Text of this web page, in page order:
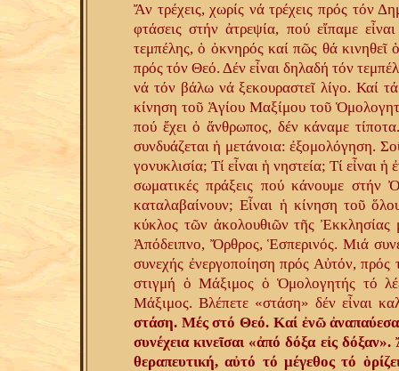
Ἄν τρέχεις, χωρίς νά τρέχεις πρός τόν
φτάσεις στήν ἀτρεψία, πού εἴπαμε
τεμπέλης, ὁ ὀκνηρός καί πῶς θά κινηθεῖ
πρός τόν Θεό. Δέν εἶναι δηλαδή τόν
νά τόν βάλω νά ξεκουραστεῖ λίγο. Καί
κίνηση τοῦ Ἁγίου Μαξίμου τοῦ
πού ἔχει ὁ ἄνθρωπος, δέν κάναμε
συνδυάζεται ἡ μετάνοια: ἐξομολόγηση.
γονυκλισία; Τί εἶναι ἡ νηστεία; Τί εἶναι ἡ
σωματικές πράξεις πού κάνουμε στήν
καταλαβαίνουν; Εἶναι ἡ κίνηση τοῦ
κύκλος τῶν ἀκολουθιῶν τῆς
Ἀπόδειπνο, Ὄρθρος, Ἑσπερινός. Μιά
συνεχής ἐνεργοποίηση πρός Αὐτόν,
στιγμή ὁ Μάξιμος ὁ Ὁμολογητής τό
Μάξιμος. Βλέπετε «στάση» δέν εἶναι
στάση. Μές στό Θεό. Καί ἐνῶ ἀναπαύεσαι
συνέχεια κινεῖσαι «ἀπό δόξα εἰς
θεραπευτική, αὐτό τό μέγεθος τό